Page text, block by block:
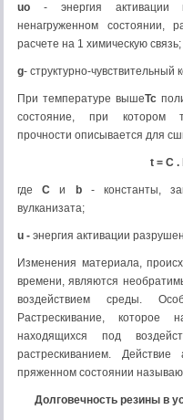
uo - энергия активации
ненагруженном состоя­нии,
расчете на 1 химическую связь;
g- структурно-чувствительный
При температуре вышеTc
со­стояние, при котором
прочности описы­вается для
t= C .
гдеC и b- константы,
вулканизата;
u - энергия активации
Изменения материала,
вре­мени, являются
воздействи­ем среды.
Растрескивание, которое
находящихся под
растрескиванием.
пряженном состоянии
Долговечность резины в